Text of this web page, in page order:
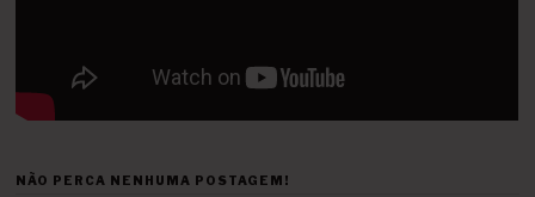
NÃO PERCA NENHUMA POSTAGEM!